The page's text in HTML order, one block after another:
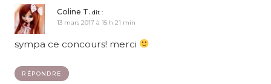
Coline T. dit :
13 mars 2017 à 15 h 21 min
sympa ce concours! merci
RÉPONDRE